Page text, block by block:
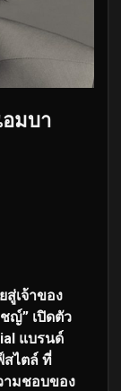
มบา
เจ้าของ
ญ์” เปิดตัว
แบรนด์
สไตล์ ที่
มชอบของ